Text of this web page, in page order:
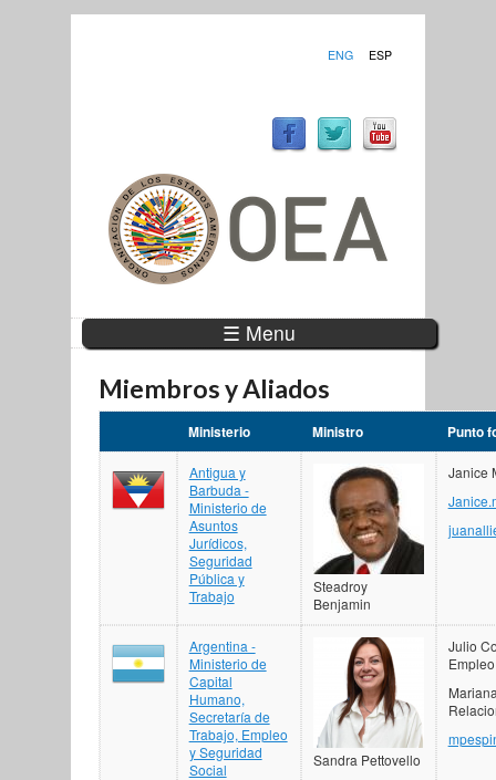
ENG ESP
☰ Menu
Miembros y Aliados
Ministerio Ministro Punto
Antigua y
Barbuda -
Ministerio de
Asuntos
Jurídicos,
Seguridad
Pública y
Trabajo
Steadroy
Benjamin
Janice
Argentina -
Ministerio de
Capital
Humano,
Secretaría de
Trabajo, Empleo
y Seguridad
Social
Sandra Pettovello
Julio